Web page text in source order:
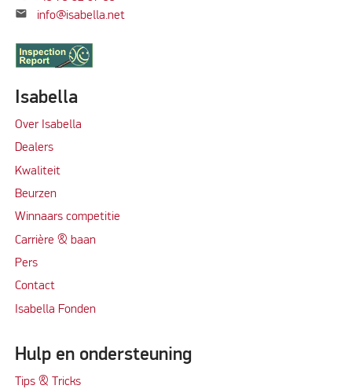
mail info@isabella.net
Isabella
Over Isabella
Dealers
Kwaliteit
Beurzen
Winnaars competitie
Carrière & baan
Pers
Contact
Isabella Fonden
Hulp en ondersteuning
Tips & Tricks